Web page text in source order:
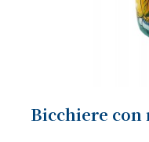
Bicchiere con